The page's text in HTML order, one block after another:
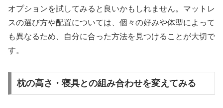
オプションを試してみると良いかもしれません。マットレ
スの選び方や配置については、個々の好みや体型によって
も異なるため、自分に合った方法を見つけることが大切で
す。
枕の高さ・寝具との組み合わせを変えてみる